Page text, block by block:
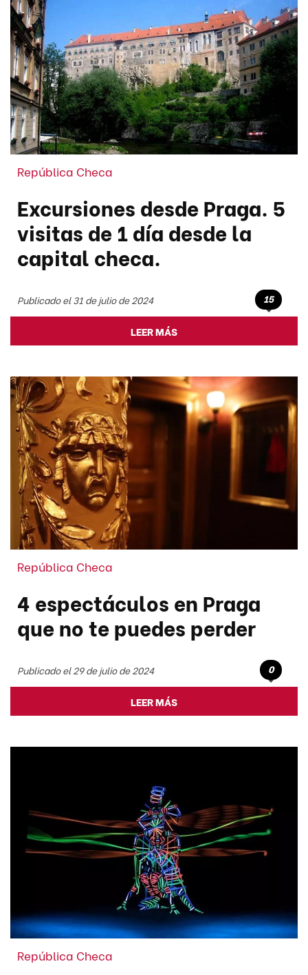
República Checa
Excursiones desde Praga. 5
visitas de 1 día desde la
capital checa.
Publicado el 31 de julio de 2024 15
LEER MÁS
República Checa
4 espectáculos en Praga
que no te puedes perder
Publicado el 29 de julio de 2024 0
LEER MÁS
República Checa